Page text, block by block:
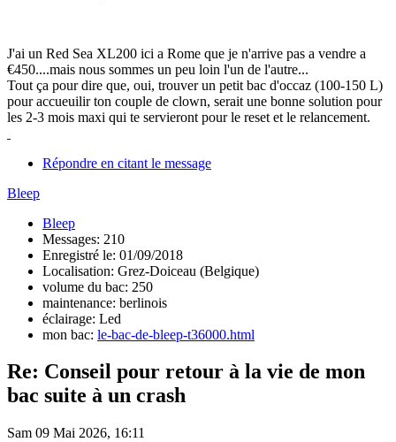
J'ai un Red Sea XL200 ici a Rome que je n'arrive pas a vendre a
€450....mais nous sommes un peu loin l'un de l'autre...
Tout ça pour dire que, oui, trouver un petit bac d'occaz (100-150 L)
pour accueuilir ton couple de clown, serait une bonne solution pour
les 2-3 mois maxi qui te servieront pour le reset et le relancement.
Répondre en citant le message
Bleep
Bleep
Messages: 210
Enregistré le: 01/09/2018
Localisation: Grez-Doiceau (Belgique)
volume du bac: 250
maintenance: berlinois
éclairage: Led
mon bac: le-bac-de-bleep-t36000.html
Re: Conseil pour retour à la vie de mon
bac suite à un crash
Sam 09 Mai 2026, 16:11